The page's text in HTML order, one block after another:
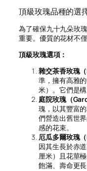
頂級玫瑰品種的選
為了確保九十九朵玫
重要。優質的花材不
頂級玫瑰選項：
雜交茶香玫瑰
準，擁有高雅
米）。它們是
庭院玫瑰（
瑰，以其豐富
們營造出舊世
感的花束。
厄瓜多爾玫瑰
因其生長於赤
厘米）且花莖
飽滿、壽命更